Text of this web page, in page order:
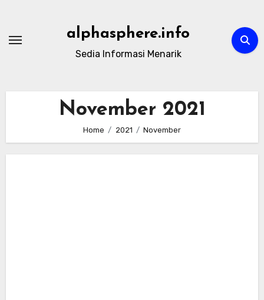
content
alphasphere.info
Sedia Informasi Menarik
November 2021
Home 2021 November